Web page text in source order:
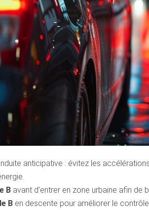
anticipative : évitez les
B avant d’entrer en zone urbaine afin de
B en descente pour améliorer le